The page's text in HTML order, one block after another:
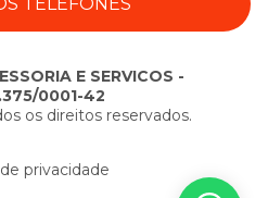
E SERVICOS -
0001-42
os direitos reservados.
privacidade